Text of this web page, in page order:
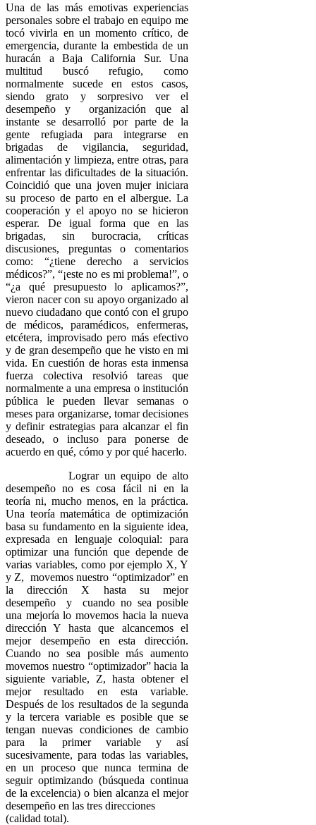
Una de las más emotivas experiencias
personales sobre el trabajo en equipo me
tocó vivirla en un momento crítico, de
emergencia, durante la embestida de un
huracán a Baja California Sur. Una
multitud buscó refugio, como
normalmente sucede en estos casos,
siendo grato y sorpresivo ver el
desempeño y organización que al
instante se desarrolló por parte de la
gente refugiada para integrarse en
brigadas de vigilancia, seguridad,
alimentación y limpieza, entre otras, para
enfrentar las dificultades de la situación.
Coincidió que una joven mujer iniciara
su proceso de parto en el albergue. La
cooperación y el apoyo no se hicieron
esperar. De igual forma que en las
brigadas, sin burocracia, críticas
discusiones, preguntas o comentarios
como: “¿tiene derecho a servicios
médicos?”, “¡este no es mi problema!”, o
“¿a qué presupuesto lo aplicamos?”,
vieron nacer con su apoyo organizado al
nuevo ciudadano que contó con el grupo
de médicos, paramédicos, enfermeras,
etcétera, improvisado pero más efectivo
y de gran desempeño que he visto en mi
vida. En cuestión de horas esta inmensa
fuerza colectiva resolvió tareas que
normalmente a una empresa o institución
pública le pueden llevar semanas o
meses para organizarse, tomar decisiones
y definir estrategias para alcanzar el fin
deseado, o incluso para ponerse de
acuerdo en qué, cómo y por qué hacerlo.
Lograr un equipo de alto
desempeño no es cosa fácil ni en la
teoría ni, mucho menos, en la práctica.
Una teoría matemática de optimización
basa su fundamento en la siguiente idea,
expresada en lenguaje coloquial: para
optimizar una función que depende de
varias variables, como por ejemplo X, Y
y Z, movemos nuestro “optimizador” en
la dirección X hasta su mejor
desempeño y cuando no sea posible
una mejoría lo movemos hacia la nueva
dirección Y hasta que alcancemos el
mejor desempeño en esta dirección.
Cuando no sea posible más aumento
movemos nuestro “optimizador” hacia la
siguiente variable, Z, hasta obtener el
mejor resultado en esta variable.
Después de los resultados de la segunda
y la tercera variable es posible que se
tengan nuevas condiciones de cambio
para la primer variable y así
sucesivamente, para todas las variables,
en un proceso que nunca termina de
seguir optimizando (búsqueda continua
de la excelencia) o bien alcanza el mejor
desempeño en las tres direcciones
(calidad total).